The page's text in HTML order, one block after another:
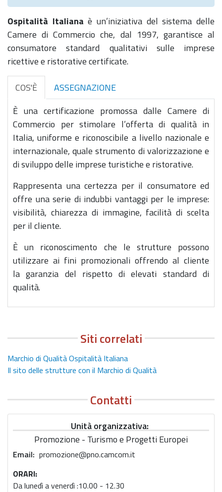
Ospitalità Italiana è un’iniziativa del sistema delle
Camere di Commercio che, dal 1997, garantisce al
consumatore standard qualitativi sulle imprese
ricettive e ristorative certificate.
COS'È
ASSEGNAZIONE
È una certificazione promossa dalle Camere di
Commercio per stimolare l’offerta di qualità in
Italia, uniforme e riconoscibile a livello nazionale e
internazionale, quale strumento di valorizzazione e
di sviluppo delle imprese turistiche e ristorative.
Rappresenta una certezza per il consumatore ed
offre una serie di indubbi vantaggi per le imprese:
visibilità, chiarezza di immagine, facilità di scelta
per il cliente.
È un riconoscimento che le strutture possono
utilizzare ai fini promozionali offrendo al cliente
la garanzia del rispetto di elevati standard di
qualità.
Siti correlati
Marchio di Qualità Ospitalità Italiana
Il sito delle strutture con il Marchio di Qualità
Contatti
Unità organizzativa
Promozione - Turismo e Progetti Europei
Email promozione@pno.camcom.it
ORARI:
Da lunedì a venerdì :10.00 - 12.30